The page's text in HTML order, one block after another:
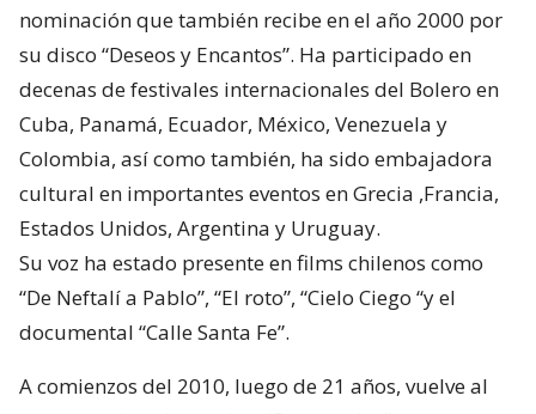
nominación que también recibe en el año 2000 por
su disco “Deseos y Encantos”. Ha participado en
decenas de festivales internacionales del Bolero en
Cuba, Panamá, Ecuador, México, Venezuela y
Colombia, así como también, ha sido embajadora
cultural en importantes eventos en Grecia ,Francia,
Estados Unidos, Argentina y Uruguay.
Su voz ha estado presente en films chilenos como
“De Neftalí a Pablo”, “El roto”, “Cielo Ciego “y el
documental “Calle Santa Fe”.
A comienzos del 2010, luego de 21 años, vuelve al